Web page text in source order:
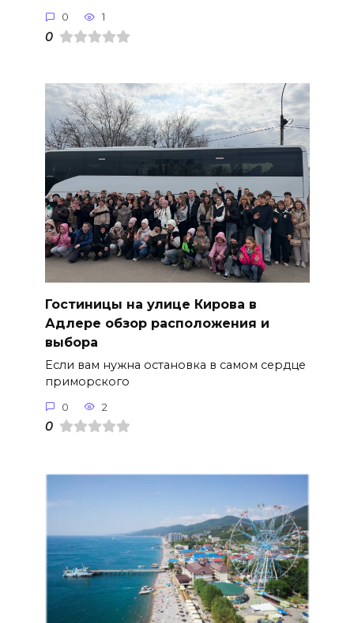
0 1
0
Гостиницы на улице Кирова в
Адлере обзор расположения и
выбора
Если вам нужна остановка в самом сердце
приморского
0 2
0